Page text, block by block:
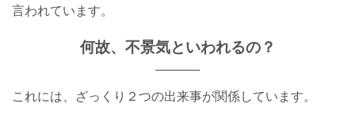
言われています。
何故、不景気といわれるの？
これには、ざっくり２つの出来事が関係しています。